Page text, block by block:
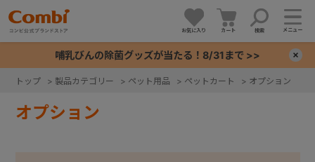
お気に入り カート 検索 メニュー
哺乳びんの除菌グッズが当たる！8/31まで >>
トップ > 製品カテゴリー > ペット用品 > ペットカート > オプション
オプション